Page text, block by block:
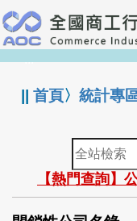
跳
到
主
要
:::
||首頁〉統計專
全
站
檢
索
【熱門查詢】